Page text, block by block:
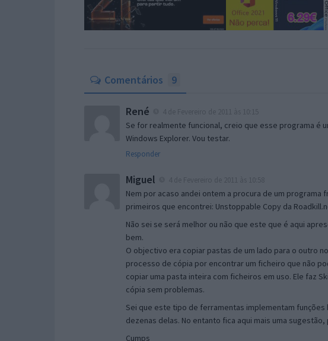
Comentários 9
René
Se for realmente funcional, creio que esse programa é
Windows Explorer. Vou testar.
Responder
Miguel
Nem por acaso andei ontem a procura de um
primeiros que encontrei: Unstoppable Copy da
Não sei se será melhor ou não que este que é aqui
bem.
O objectivo era copiar pastas de um lado para o outro
processo de cópia por encontrar um ficheiro que não
copiar uma pasta inteira com ficheiros em uso. Ele faz
cópia sem problemas.
Sei que este tipo de ferramentas implementam
dezenas delas. No entanto fica aqui mais uma
Cumps